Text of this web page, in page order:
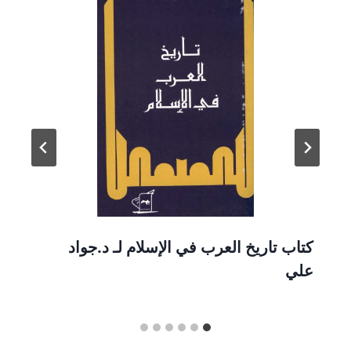
كتاب تاريخ العرب في الإسلام لـ د.جواد
علي